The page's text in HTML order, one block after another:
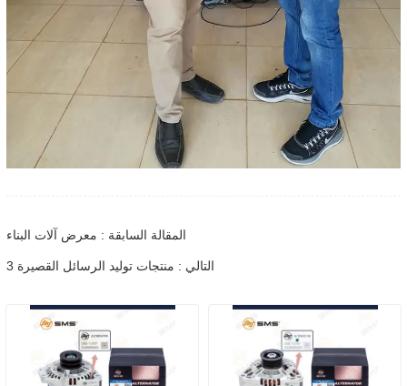
المقالة السابقة : معرض آلات البناء
التالي : منتجات توليد الرسائل القصيرة 3